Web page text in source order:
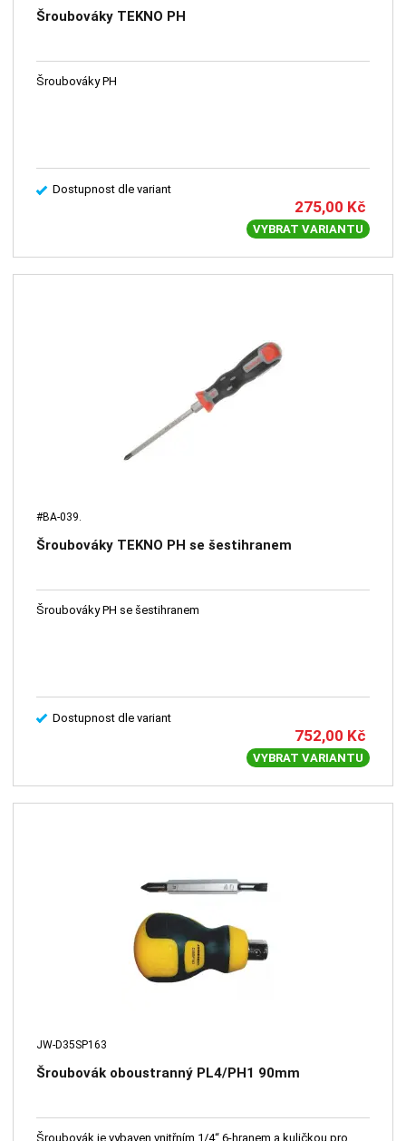
Šroubováky TEKNO PH
Šroubováky PH
Dostupnost dle variant
275,00 Kč
VYBRAT VARIANTU
#BA-039.
Šroubováky TEKNO PH se šestihranem
Šroubováky PH se šestihranem
Dostupnost dle variant
752,00 Kč
VYBRAT VARIANTU
JW-D35SP163
Šroubovák oboustranný PL4/PH1 90mm
Šroubovák je vybaven vnitřním 1/4“ 6-hranem a kuličkou pro